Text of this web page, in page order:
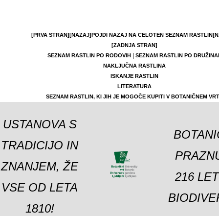
[PRVA STRAN][NAZAJ]POJDI NAZAJ NA CELOTEN SEZNAM RASTLIN
[ZADNJA STRAN]
SEZNAM RASTLIN PO RODOVIH|
SEZNAM RASTLIN PO
NAKLJUČNA RASTLINA
ISKANJE RASTLIN
LITERATURA
SEZNAM RASTLIN, KI JIH JE MOGOČE KUPITI V BOTANIČNEM
USTANOVA S
TRADICIJO IN
ZNANJEM, ŽE
VSE OD LETA
1810!
216